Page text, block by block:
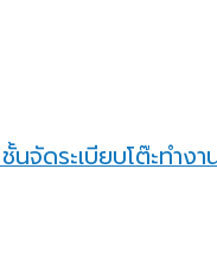
นจัดระเบียบโต๊ะท